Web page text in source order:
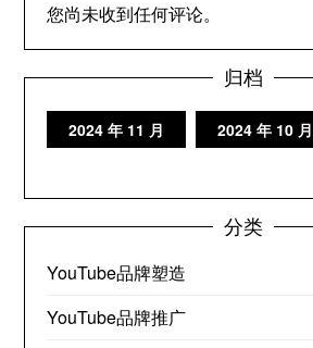
您尚未收到任何评论。
归档
2024 年 11 月 2024 年 10 月
分类
YouTube品牌塑造
YouTube品牌推广